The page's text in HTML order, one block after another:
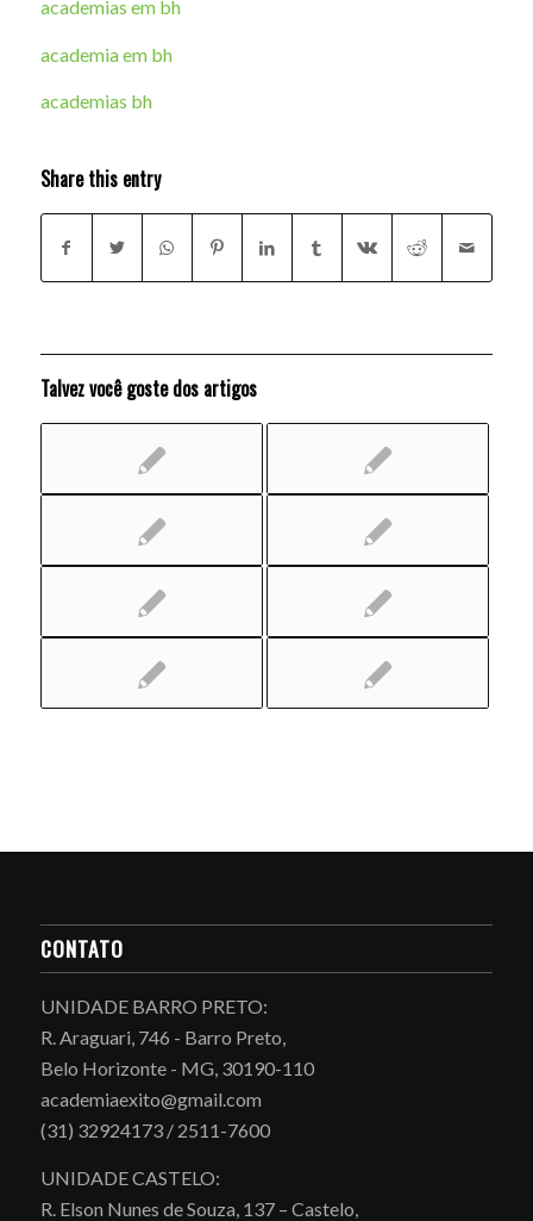
academias em bh
academia em bh
academias bh
Share this entry
Talvez você goste dos artigos
CONTATO
UNIDADE BARRO PRETO:
R. Araguari, 746 - Barro Preto,
Belo Horizonte - MG, 30190-110
academiaexito@gmail.com
(31) 32924173 / 2511-7600
UNIDADE CASTELO:
R. Elson Nunes de Souza, 137 – Castelo,